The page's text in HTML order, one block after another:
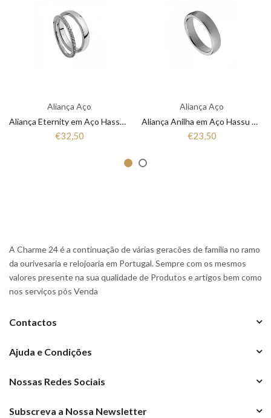
Aliança Aço
Aliança Eternity em Aço Hassu 7HSS010148A
€32,50
Aliança Aço
Aliança Anilha em Aço Hassu 7HSS010148
€23,50
A Charme 24 é a continuação de várias geracões de familia no ramo
da ourivesaria e relojoaria em Portugal. Sempre com os mesmos
valores presente na sua qualidade de Produtos e artigos bem como
nos serviços pós Venda
Contactos
Ajuda e Condições
Nossas Redes Sociais
Subscreva a Nossa Newsletter